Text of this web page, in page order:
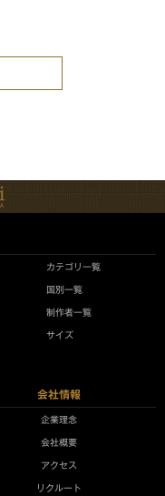
カテゴリ一覧
国別一覧
制作者一覧
サイズ
会社情報
企業理念
会社概要
アクセス
リクルート